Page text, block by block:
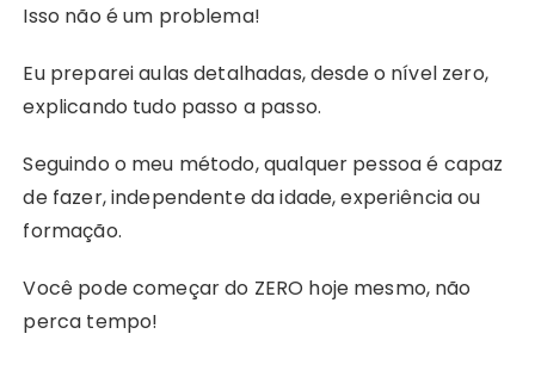
Isso não é um problema!
Eu preparei aulas detalhadas, desde o nível zero,
explicando tudo passo a passo.
Seguindo o meu método, qualquer pessoa é capaz
de fazer, independente da idade, experiência ou
formação.
Você pode começar do ZERO hoje mesmo, não
perca tempo!